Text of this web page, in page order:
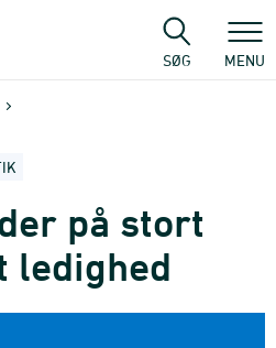
SØG MENU
på stort
ledighed